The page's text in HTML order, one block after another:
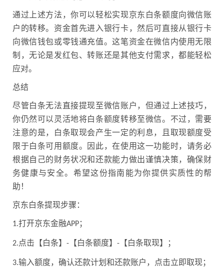
通过上述方法，你可以轻松实现京东白条额度向微信账
户的转移。资金首先进入银行卡，然后可直接从银行卡
向微信钱包或零钱通充值。这笔资金在微信内使用无限
制，无论是发红包、转账还是其他支付需求，都能轻松
应对。
总结
尽管白条无法直接提现至微信账户，但通过上述技巧，
你仍然可以灵活地将白条额度转移至微信。不过，需要
注意的是，白条取现会产生一定的利息，且取现额度受
限于白条可用额度。因此，在使用这一功能时，请务必
根据自己的财务状况和还款能力做出谨慎决策，确保财
务健康与安全。希望这份指南能为你提供实质性的帮
助！
京东白条提现步骤：
1.打开京东金融APP；
2.点击【白条】 - 【白条额度】 - 【白条取现】；
3.输入额度，确认还款计划和还款账户，点击立即取现；